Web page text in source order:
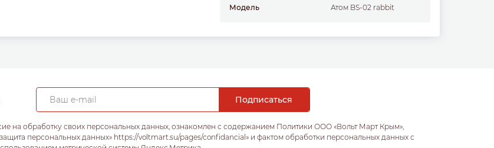
Модель Атом BS-02 rabbit
на обработку своих персональных данных, ознакомлен с содержанием Политики ООО «Вольт Март Крым»,
персональных данных» https://voltmart.su/pages/confidancial» и фактом обработки персональных данных с